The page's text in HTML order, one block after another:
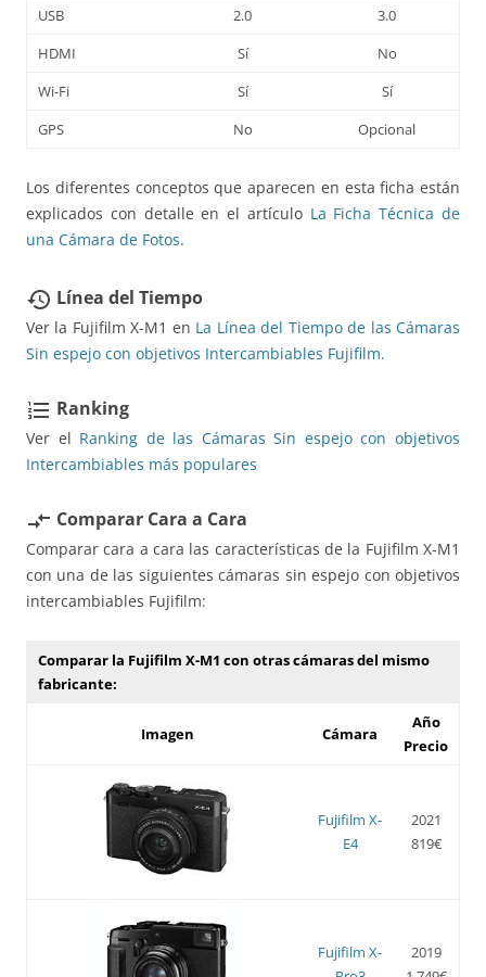
USB
2.0
3.0
HDMI
Sí
No
Wi-Fi
Sí
Sí
GPS
No Opcional
Los diferentes conceptos que aparecen en esta ficha están
explicados con detalle en el artículo La Ficha Técnica de
una Cámara de Fotos.
restore Línea del Tiempo
Ver la Fujifilm X-M1 en La Línea del Tiempo de las Cámaras
Sin espejo con objetivos Intercambiables Fujifilm.
format_list_numbered Ranking
Ver el Ranking de las Cámaras Sin espejo con objetivos
Intercambiables más populares
compare_arrows Comparar Cara a Cara
Comparar cara a cara las características de la Fujifilm X-M1
con una de las siguientes cámaras sin espejo con objetivos
intercambiables Fujifilm:
Comparar la Fujifilm X-M1 con otras cámaras del mismo
fabricante:
Imagen Cámara
Año
Precio
Fujifilm X-
E4
2021
819€
Fujifilm X-
2019